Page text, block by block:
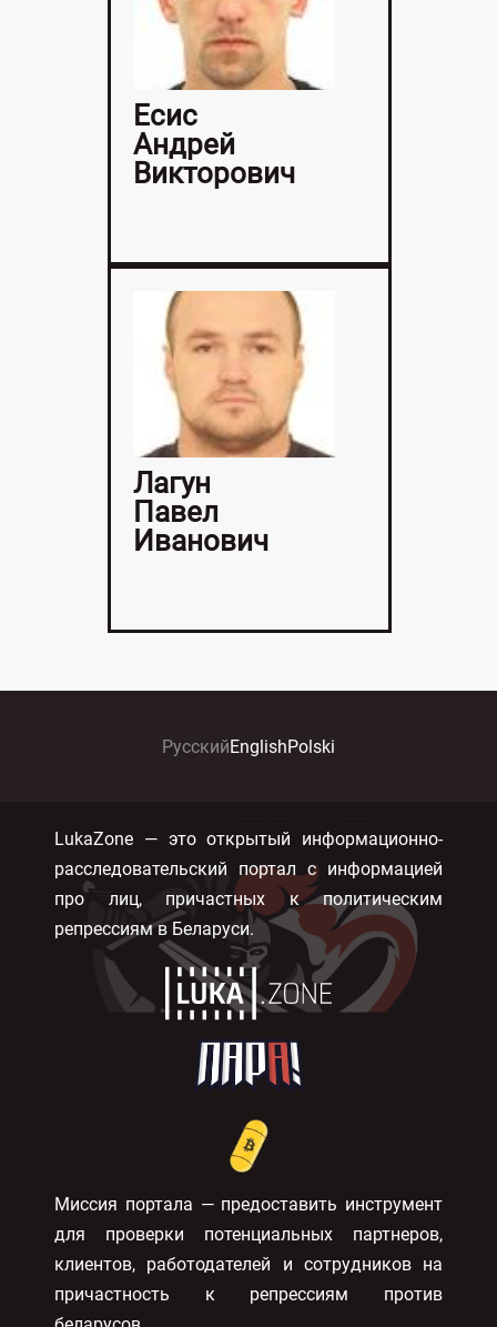
Есис
Андрей
Викторович
Лагун
Павел
Иванович
РусскийEnglishPolski
LukaZone — это открытый информационно-
расследовательский портал с информацией
про лиц, причастных к политическим
репрессиям в Беларуси.
Миссия портала — предоставить инструмент
для проверки потенциальных партнеров,
клиентов, работодателей и сотрудников на
причастность к репрессиям против